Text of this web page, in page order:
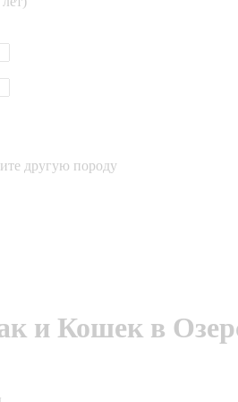
другую породу
и Кошек в